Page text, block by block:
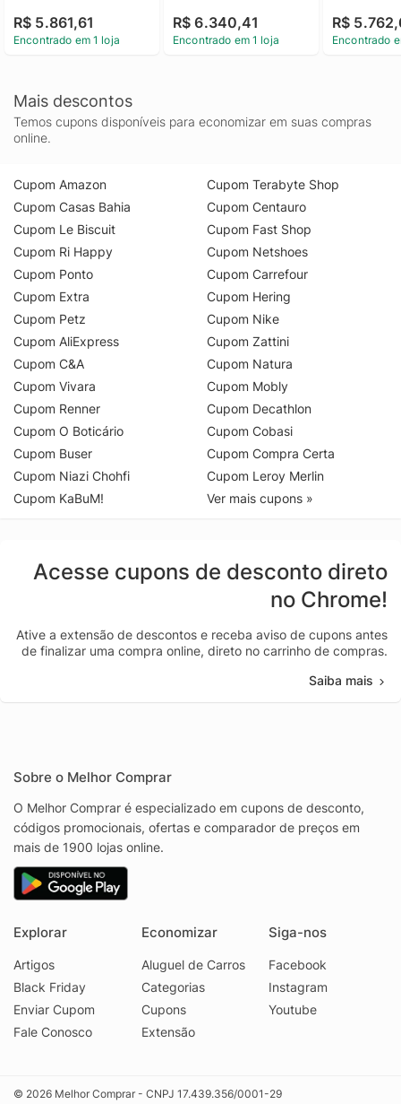
6GB Win 11 - Preto
R$ 5.861,61
Encontrado em 1 loja
4GB Win 11 - Preto
R$ 6.340,41
Encontrado em 1 loja
3050 SSD
15.6" Full
R$
Encontrado
Mais descontos
Temos cupons disponíveis para economizar em suas compras
online.
Cupom Amazon
Cupom Casas Bahia
Cupom Le Biscuit
Cupom Ri Happy
Cupom Ponto
Cupom Extra
Cupom Petz
Cupom AliExpress
Cupom C&A
Cupom Vivara
Cupom Renner
Cupom O Boticário
Cupom Buser
Cupom Niazi Chohfi
Cupom KaBuM!
Cupom Terabyte Shop
Cupom Centauro
Cupom Fast Shop
Cupom Netshoes
Cupom Carrefour
Cupom Hering
Cupom Nike
Cupom Zattini
Cupom Natura
Cupom Mobly
Cupom Decathlon
Cupom Cobasi
Cupom Compra Certa
Cupom Leroy Merlin
Ver mais cupons »
Acesse cupons de desconto direto
no Chrome!
Ative a extensão de descontos e receba aviso de cupons antes
de finalizar uma compra online, direto no carrinho de compras.
Saiba mais
Sobre o Melhor Comprar
O Melhor Comprar é especializado em cupons de desconto,
códigos promocionais, ofertas e comparador de preços em
mais de 1900 lojas online.
Explorar
Artigos
Black Friday
Enviar Cupom
Fale Conosco
Economizar
Aluguel de Carros
Categorias
Cupons
Extensão
Siga-nos
Facebook
Instagram
Youtube
© 2026 Melhor Comprar - CNPJ 17.439.356/0001-29